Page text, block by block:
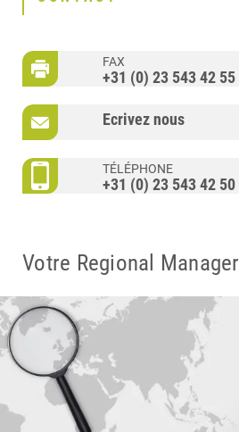
FAX
+31 (0) 23 543 42 55
Ecrivez nous
TÉLÉPHONE
+31 (0) 23 543 42 50
Votre Regional Manager